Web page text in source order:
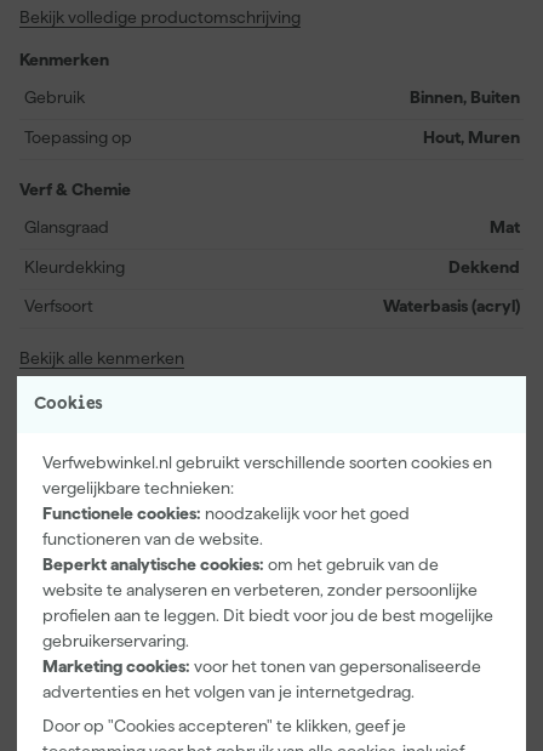
Cookies
Verfwebwinkel.nl gebruikt verschillende soorten cookies en
vergelijkbare technieken:
Functionele cookies: noodzakelijk voor het goed
functioneren van de website.
Beperkt analytische cookies: om het gebruik van de
website te analyseren en verbeteren, zonder persoonlijke
profielen aan te leggen. Dit biedt voor jou de best mogelijke
gebruikerservaring.
Marketing cookies: voor het tonen van gepersonaliseerde
advertenties en het volgen van je internetgedrag.
Door op "Cookies accepteren" te klikken, geef je
elegantie voorziet. Tennis White is een warme, natuurlijke tint die
accentmuren als het opfrissen van houten meubels. Met een
handige samplepot van 125ml kun je deze verf eerst uitproberen
gemaakte verf heeft een matte glansgraad en blijft kleurecht en
volgende verfproject compleet met de betrouwbare kwaliteit
van Flamant.
Bekijk volledige productomschrijving
Kenmerken
Gebruik
Binnen, Buiten
Toepassing op Hout, Muren
Verf & Chemie
Glansgraad
Mat
Kleurdekking Dekkend
Verfsoort Waterbasis (acryl)
Bekijk alle kenmerken
Kleurenkaarte
Go!Paint Roll
Anza PRO